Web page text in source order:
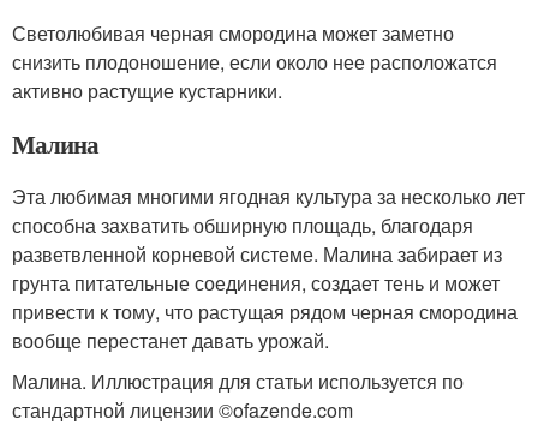
Светолюбивая черная смородина может заметно
снизить плодоношение, если около нее расположатся
активно растущие кустарники.
Малина
Эта любимая многими ягодная культура за несколько лет
способна захватить обширную площадь, благодаря
разветвленной корневой системе. Малина забирает из
грунта питательные соединения, создает тень и может
привести к тому, что растущая рядом черная смородина
вообще перестанет давать урожай.
Малина. Иллюстрация для статьи используется по
стандартной лицензии ©ofazende.com